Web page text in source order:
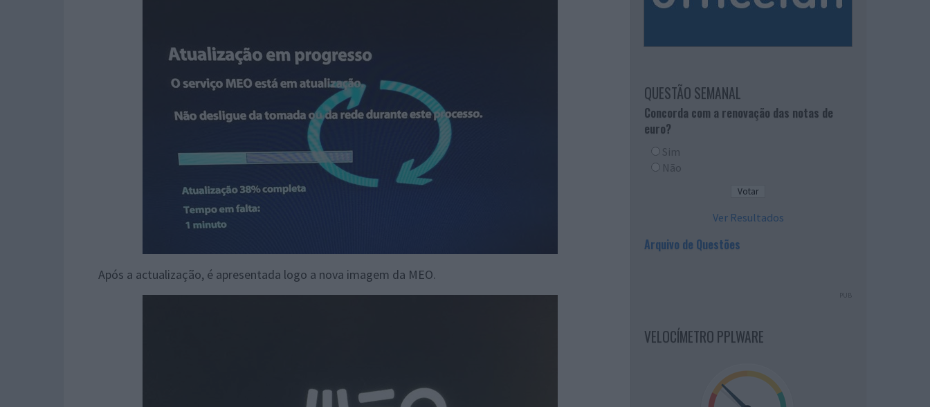
Após a actualização, é apresentada logo a nova imagem da MEO.
QUESTÃO SEMANAL
Concorda com a renovação das notas de
euro?
Sim
Não
Ver Resultados
Arquivo de Questões
PUB
VELOCÍMETRO PPLWARE